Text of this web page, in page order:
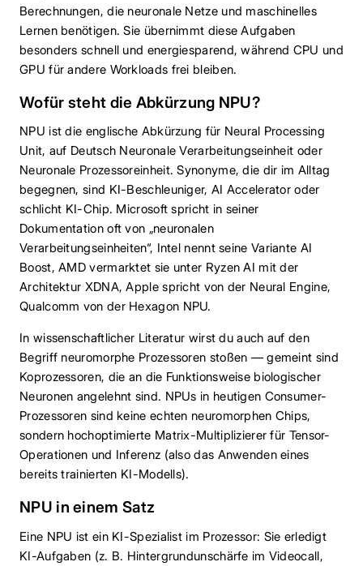
Berechnungen, die neuronale Netze und maschinelles
Lernen benötigen. Sie übernimmt diese Aufgaben
besonders schnell und energiesparend, während CPU und
GPU für andere Workloads frei bleiben.
Wofür steht die Abkürzung NPU?
NPU ist die englische Abkürzung für Neural Processing
Unit, auf Deutsch Neuronale Verarbeitungseinheit oder
Neuronale Prozessoreinheit. Synonyme, die dir im Alltag
begegnen, sind KI-Beschleuniger, AI Accelerator oder
schlicht KI-Chip. Microsoft spricht in seiner
Dokumentation oft von „neuronalen
Verarbeitungseinheiten“, Intel nennt seine Variante AI
Boost, AMD vermarktet sie unter Ryzen AI mit der
Architektur XDNA, Apple spricht von der Neural Engine,
Qualcomm von der Hexagon NPU.
In wissenschaftlicher Literatur wirst du auch auf den
Begriff neuromorphe Prozessoren stoßen — gemeint sind
Koprozessoren, die an die Funktionsweise biologischer
Neuronen angelehnt sind. NPUs in heutigen Consumer-
Prozessoren sind keine echten neuromorphen Chips,
sondern hochoptimierte Matrix-Multiplizierer für Tensor-
Operationen und Inferenz (also das Anwenden eines
bereits trainierten KI-Modells).
NPU in einem Satz
Eine NPU ist ein KI-Spezialist im Prozessor: Sie erledigt
KI-Aufgaben (z. B. Hintergrundunschärfe im Videocall,